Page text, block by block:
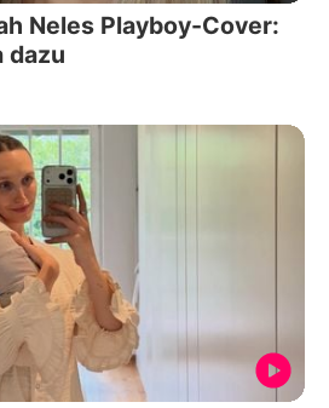
Neles Playboy-Cover:
dazu